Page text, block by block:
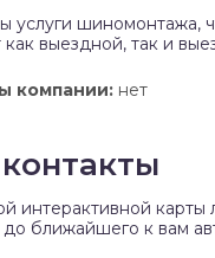
услуги шиномонтажа,
выездной, так и
компании: нет
интерактивной
до ближайшего к вам